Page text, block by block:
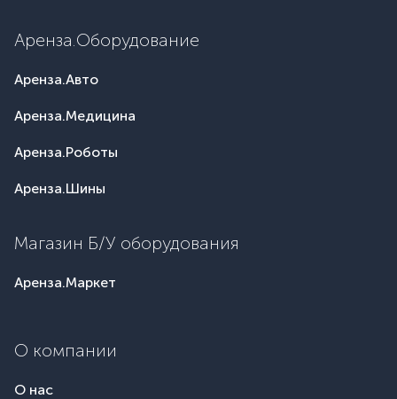
Аренза.Оборудование
Аренза.Авто
Аренза.Медицина
Аренза.Роботы
Аренза.Шины
Магазин Б/У оборудования
Аренза.Маркет
О компании
О нас